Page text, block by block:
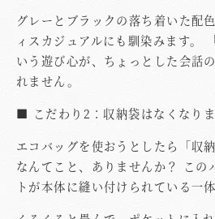
グレーとブラックの落ち着いた配
ィスカジュアルにも馴染みます。
いう遊び心が、ちょっとした会話
れません。
■ こだわり2：収納袋はなくなり
エコバッグを使おうとしたら「収
なんてこと、ありませんか？ この
トが本体に縫い付けられている一体